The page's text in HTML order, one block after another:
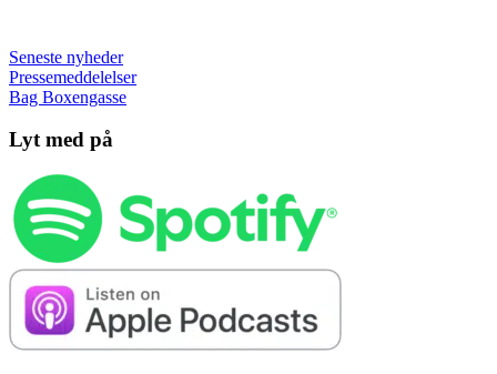
Seneste nyheder
Pressemeddelelser
Bag Boxengasse
Lyt med på